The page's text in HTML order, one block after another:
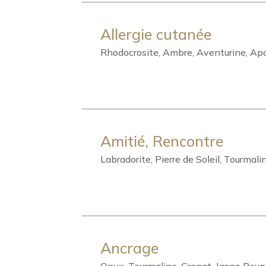
Allergie cutanée
Rhodocrosite, Ambre, Aventurine,
Amitié, Rencontre
Labradorite, Pierre de Soleil,
Ancrage